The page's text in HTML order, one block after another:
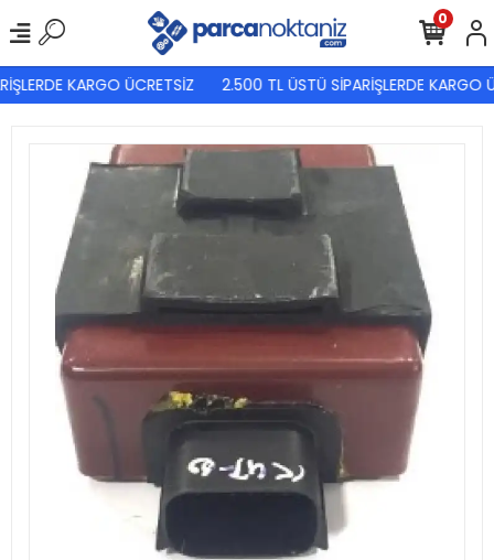
KARGO ÜCRETSİZ 2.500 TL ÜSTÜ SİPARİŞLERDE KARGO
0